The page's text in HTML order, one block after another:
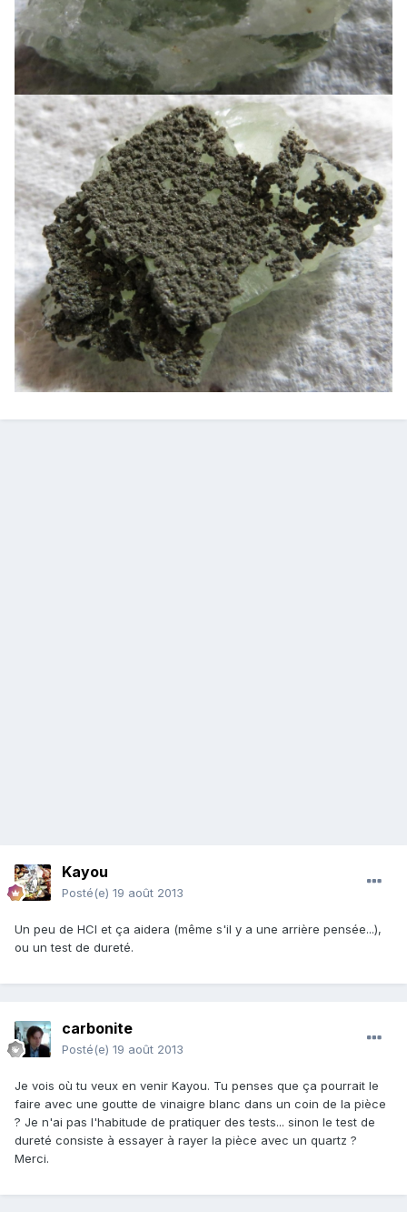
Kayou
Posté(e) 19 août 2013
Un peu de HCl et ça aidera (même s'il y a une arrière pensée...),
ou un test de dureté.
carbonite
Posté(e) 19 août 2013
Je vois où tu veux en venir Kayou. Tu penses que ça pourrait le
faire avec une goutte de vinaigre blanc dans un coin de la pièce
? Je n'ai pas l'habitude de pratiquer des tests... sinon le test de
dureté consiste à essayer à rayer la pièce avec un quartz ?
Merci.